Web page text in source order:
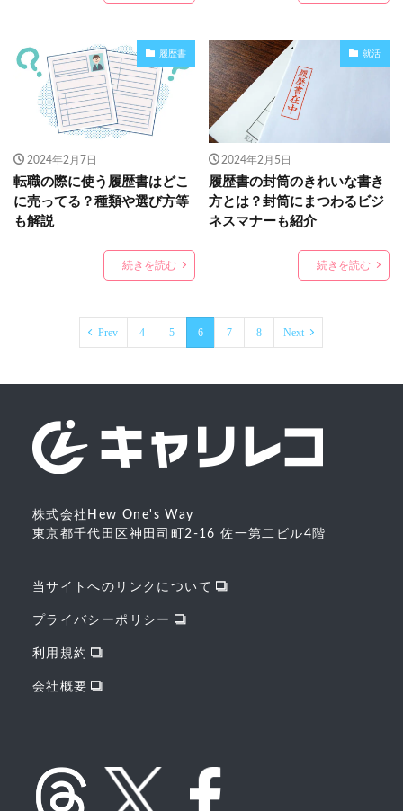
履歴書
2024年2月7日
転職の際に使う履歴書はどこ
に売ってる？種類や選び方等
も解説
続きを読む
就活
2024年2月5日
履歴書の封筒のきれいな書き
方とは？封筒にまつわるビジ
ネスマナーも紹介
続きを読む
Prev 4 5 6 7 8 Next
株式会社Hew One's Way
東京都千代田区神田司町2-16 佐一第二ビル4階
当サイトへのリンクについて
プライバシーポリシー
利用規約
会社概要